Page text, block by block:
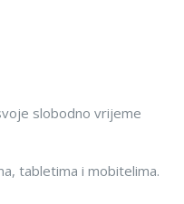
slobodno vrijeme
tabletima i mobitelima.